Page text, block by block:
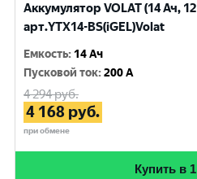
Аккумулятор VOLAT (14 Ач,
арт.YTX14-BS(iGEL)Volat
Емкость: 14 Ач
Пусковой ток:200 A
4 294руб.
4 168 руб.
при обмене
Купить в